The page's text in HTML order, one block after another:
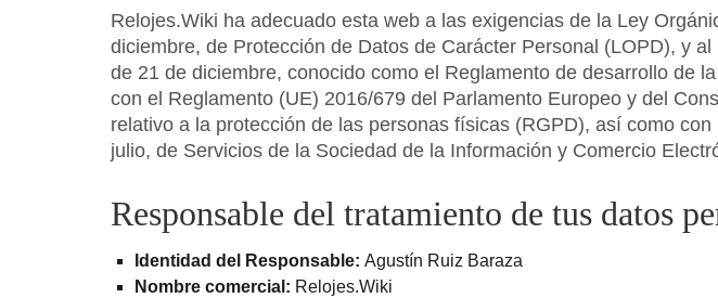
Relojes.Wiki ha adecuado esta web a las exigencias de la Ley
diciembre, de Protección de Datos de Carácter Personal (LOPD), y
de 21 de diciembre, conocido como el Reglamento de desarrollo de
con el Reglamento (UE) 2016/679 del Parlamento Europeo y del
relativo a la protección de las personas físicas (RGPD), así como
julio, de Servicios de la Sociedad de la Información y Comercio
Responsable del tratamiento de tus datos
Identidad del Responsable: Agustín Ruiz Baraza
Nombre comercial: Relojes.Wiki